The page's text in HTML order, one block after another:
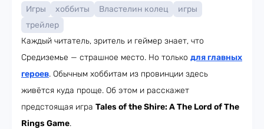
Игры хоббиты Властелин колец
игры
трейлер
Каждый читатель, зритель и геймер знает, что
Средиземье — страшное место. Но только для главных
героев. Обычным хоббитам из провинции здесь
живётся куда проще. Об этом и расскажет
предстоящая игра Tales of the Shire: A The Lord of The
Rings Game.